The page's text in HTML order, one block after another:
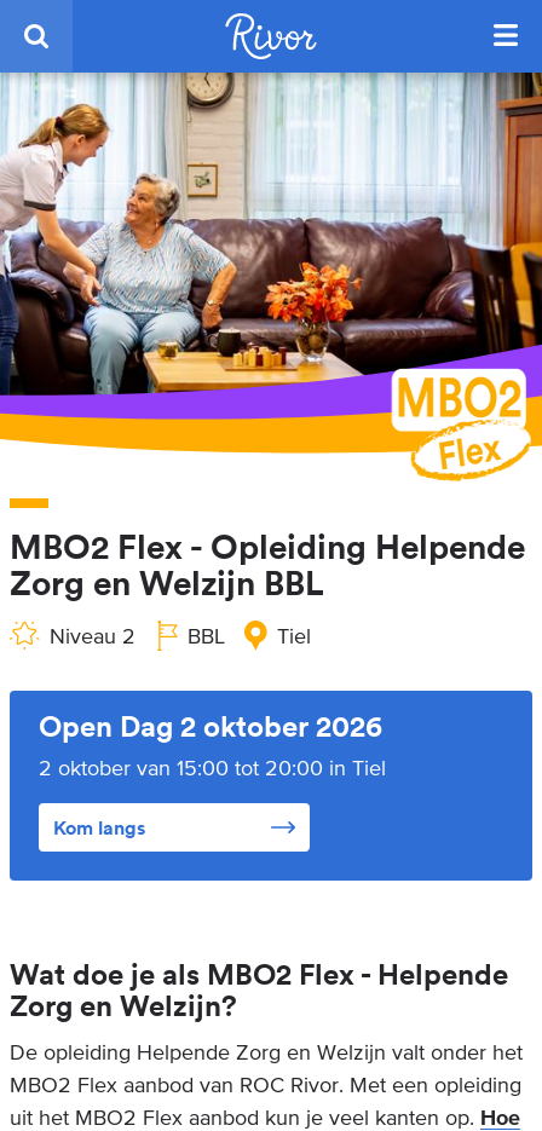
MBO2 Flex - Opleiding Helpende
Zorg en Welzijn BBL
Niveau 2 BBL Tiel
Open Dag 2 oktober 2026
2 oktober van 15:00 tot 20:00 in Tiel
Kom langs
Wat doe je als MBO2 Flex - Helpende
Zorg en Welzijn?
De opleiding Helpende Zorg en Welzijn valt onder het
MBO2 Flex aanbod van ROC Rivor. Met een opleiding
uit het MBO2 Flex aanbod kun je veel kanten op. Hoe